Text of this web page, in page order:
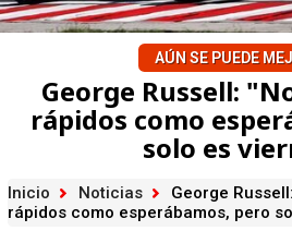
AÚN SE PUEDE
George Russell:
rápidos como
solo es
Inicio Noticias
George
rápidos como esperábamos, pero